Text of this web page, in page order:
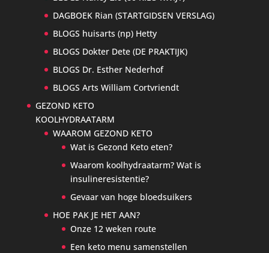
DAGBOEK Rian (STARTGIDSEN VERSLAG)
BLOGS huisarts (np) Hetty
BLOGS Dokter Dete (DE PRAKTIJK)
BLOGS Dr. Esther Nederhof
BLOGS Arts William Cortvriendt
GEZOND KETO
KOOLHYDRAATARM
WAAROM GEZOND KETO
Wat is Gezond Keto eten?
Waarom koolhydraatarm? Wat is
insulineresistentie?
Gevaar van hoge bloedsuikers
HOE PAK JE HET AAN?
Onze 12 weken route
Een keto menu samenstellen